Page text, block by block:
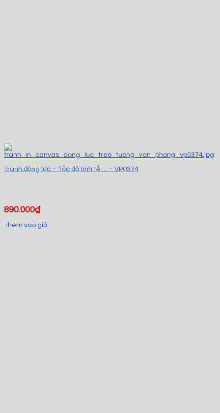
Tranh động lực – Tốc độ tinh tế … – VP0374
890.000₫
Thêm vào giỏ